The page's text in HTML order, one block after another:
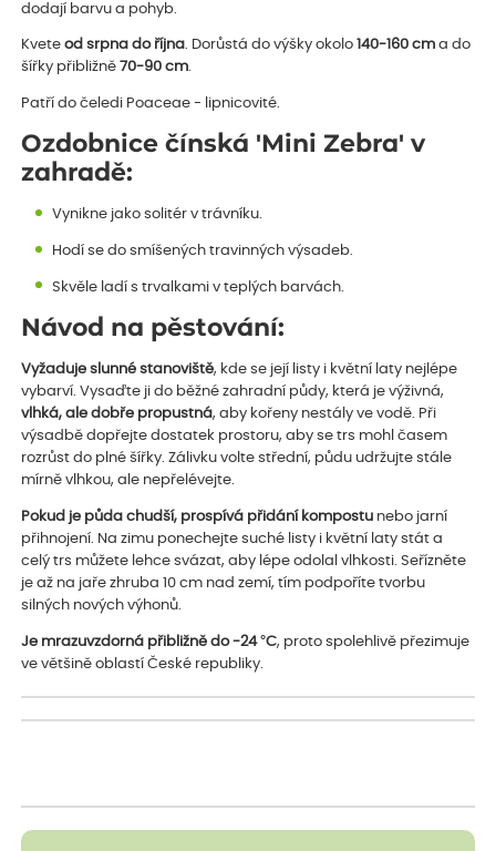
dodají barvu a pohyb.
Kveteod srpna do října. Dorůstá do výšky okolo 140-160 cm a do
šířky přibližně 70-90 cm.
Patří do čeledi Poaceae - lipnicovité.
Ozdobnice čínská 'Mini Zebra' v
zahradě:
Vynikne jako solitér v trávníku.
Hodí se do smíšených travinných výsadeb.
Skvěle ladí s trvalkami v teplých barvách.
Návod na pěstování:
Vyžaduje slunné stanoviště, kde se její listy i květní laty nejlépe
vybarví. Vysaďte ji do běžné zahradní půdy, která je výživná,
vlhká, ale dobře propustná, aby kořeny nestály ve vodě. Při
výsadbě dopřejte dostatek prostoru, aby se trs mohl časem
rozrůst do plné šířky. Zálivku volte střední, půdu udržujte stále
mírně vlhkou, ale nepřelévejte.
Pokud je půda chudší, prospívá přidání kompostu nebo jarní
přihnojení. Na zimu ponechejte suché listy i květní laty stát a
celý trs můžete lehce svázat, aby lépe odolal vlhkosti. Seřízněte
je až na jaře zhruba 10 cm nad zemí, tím podpoříte tvorbu
silných nových výhonů.
Je mrazuvzdorná přibližně do -24 °C, proto spolehlivě přezimuje
ve většině oblastí České republiky.